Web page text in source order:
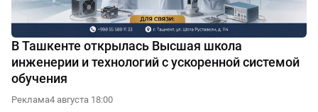
В Ташкенте открылась Высшая школа
инженерии и технологий с ускоренной системой
обучения
Реклама4 августа 18:00